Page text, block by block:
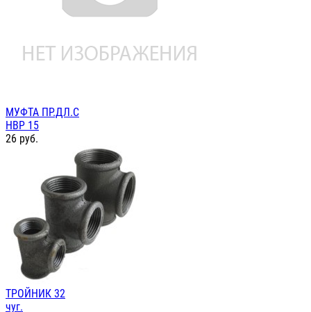
МУФТА ПР.ДЛ.С
НВР 15
26 руб.
ТРОЙНИК 32
чуг.